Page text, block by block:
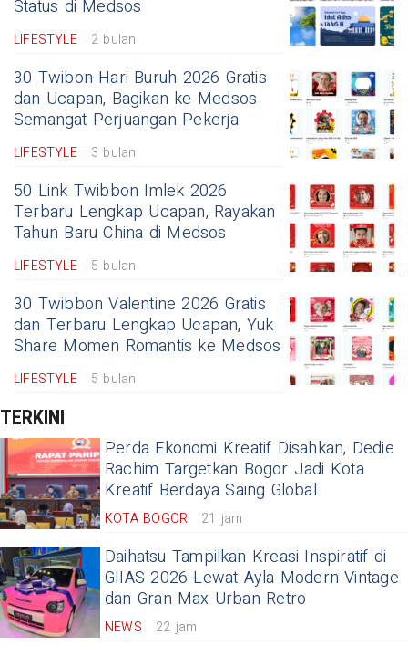
Status di Medsos
LIFESTYLE 2 bulan
30 Twibon Hari Buruh 2026 Gratis
dan Ucapan, Bagikan ke Medsos
Semangat Perjuangan Pekerja
LIFESTYLE 3 bulan
50 Link Twibbon Imlek 2026
Terbaru Lengkap Ucapan, Rayakan
Tahun Baru China di Medsos
LIFESTYLE 5 bulan
30 Twibbon Valentine 2026 Gratis
dan Terbaru Lengkap Ucapan, Yuk
Share Momen Romantis ke Medsos
LIFESTYLE 5 bulan
TERKINI
Perda Ekonomi Kreatif Disahkan, Dedie
Rachim Targetkan Bogor Jadi Kota
Kreatif Berdaya Saing Global
KOTA BOGOR 21 jam
Daihatsu Tampilkan Kreasi Inspiratif di
GIIAS 2026 Lewat Ayla Modern Vintage
dan Gran Max Urban Retro
NEWS 22 jam